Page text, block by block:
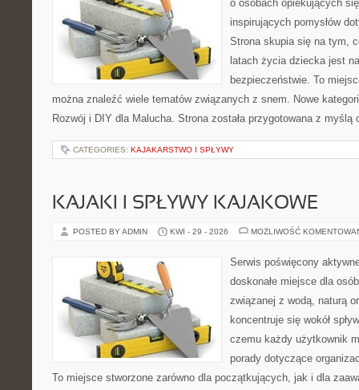
o osobach opiekujących
inspirujących pomysłów
Strona skupia się na tym,
latach życia dziecka jest
bezpieczeństwie. To
można znaleźć wiele tematów związanych z snem. Nowe
Rozwój i DIY dla Malucha. Strona została przygotowana z
CATEGORIES: KAJAKARSTWO I SPŁYWY
KAJAKI I SPŁYWY KAJAKOWE
POSTED BY ADMIN KWI - 29 - 2026 MOŻLIWOŚĆ
Serwis poświęcony
doskonałe miejsce dla
związanej z wodą, naturą
koncentruje się wokół
czemu każdy użytkownik
porady dotyczące
To miejsce stworzone zarówno dla początkujących, jak i dla